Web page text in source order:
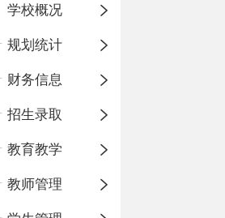
学校概况
规划统计
财务信息
招生录取
教育教学
教师管理